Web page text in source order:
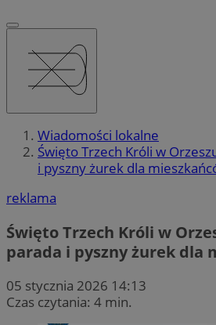
Wiadomości lokalne
Święto Trzech Króli w
i pyszny żurek dla
reklama
Święto Trzech Króli w
parada i pyszny żurek dla
05 stycznia 2026 14:13
Czas czytania: 4 min.